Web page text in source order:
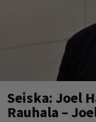
Seiska: Joel
Rauhala –